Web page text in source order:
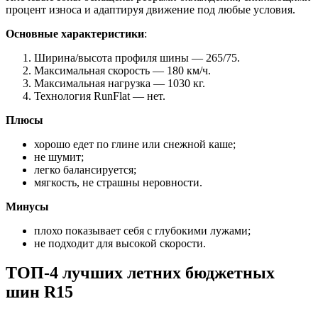
процент износа и адаптируя движение под любые условия.
Основные характеристики:
Ширина/высота профиля шины — 265/75.
Максимальная скорость — 180 км/ч.
Максимальная нагрузка — 1030 кг.
Технология RunFlat — нет.
Плюсы
хорошо едет по глине или снежной каше;
не шумит;
легко балансируется;
мягкость, не страшны неровности.
Минусы
плохо показывает себя с глубокими лужами;
не подходит для высокой скорости.
ТОП-4 лучших летних бюджетных
шин R15